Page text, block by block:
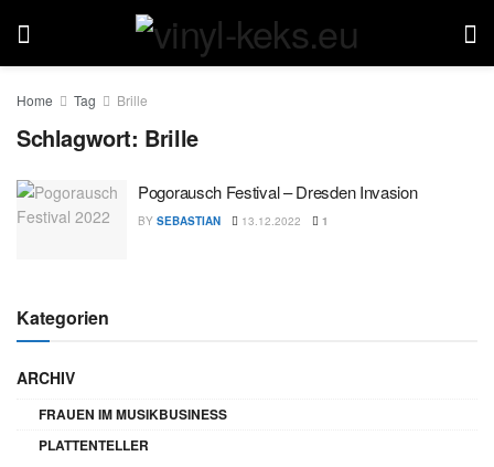
Home Tag Brille
Schlagwort: Brille
Pogorausch Festival – Dresden Invasion
BY SEBASTIAN 13.12.2022 1
Kategorien
ARCHIV
FRAUEN IM MUSIKBUSINESS
PLATTENTELLER